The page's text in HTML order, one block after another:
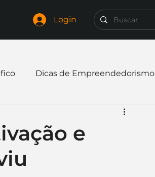
Login
Dicas de Empreendedorismo
Redes Sociais
e